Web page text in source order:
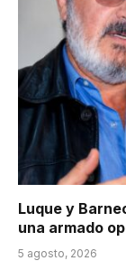
Luque y
una armado
5 agosto, 2026